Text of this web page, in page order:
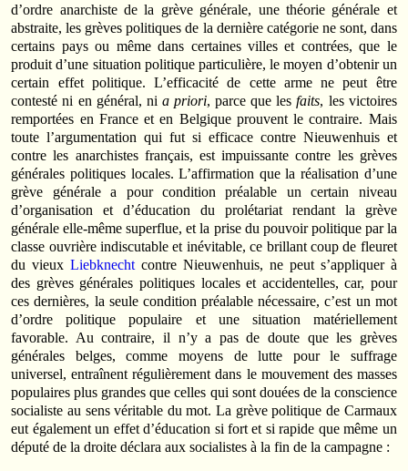
d’ordre anarchiste de la grève générale, une théorie générale et
abstraite, les grèves politiques de la dernière catégorie ne sont, dans
certains pays ou même dans certaines villes et contrées, que le
produit d’une situation politique particulière, le moyen d’obtenir un
certain effet politique. L’efficacité de cette arme ne peut être
contesté ni en général, ni a priori, parce que lesfaits, les victoires
remportées en France et en Belgique prouvent le contraire. Mais
toute l’argumentation qui fut si efficace contre Nieuwenhuis et
contre les anarchistes français, est impuissante contre les grèves
générales politiques locales. L’affirmation que la réalisation d’une
grève générale a pour condition préalable un certain niveau
d’organisation et d’éducation du prolétariat rendant la grève
générale elle-même superflue, et la prise du pouvoir politique par la
classe ouvrière indiscutable et inévitable, ce brillant coup de fleuret
du vieuxLiebknecht contre Nieuwenhuis, ne peut s’appliquer à
des grèves générales politiques locales et accidentelles, car, pour
ces dernières, la seule condition préalable nécessaire, c’est un mot
d’ordre politique populaire et une situation matériellement
favorable. Au contraire, il n’y a pas de doute que les grèves
générales belges, comme moyens de lutte pour le suffrage
universel, entraînent régulièrement dans le mouvement des masses
populaires plus grandes que celles qui sont douées de la conscience
socialiste au sens véritable du mot. La grève politique de Carmaux
eut également un effet d’éducation si fort et si rapide que même un
député de la droite déclara aux socialistes à la fin de la campagne :